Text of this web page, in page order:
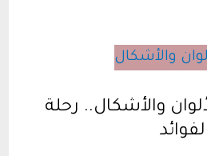
والأشكال.. رحلة